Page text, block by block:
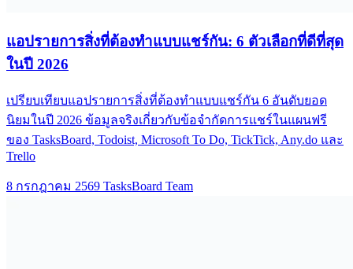
แอปรายการสิ่งที่ต้องทำแบบแชร์กัน: 6 ตัวเลือกที่ดีที่สุด
ในปี 2026
เปรียบเทียบแอปรายการสิ่งที่ต้องทำแบบแชร์กัน 6 อันดับยอด
นิยมในปี 2026 ข้อมูลจริงเกี่ยวกับข้อจำกัดการแชร์ในแผนฟรี
ของ TasksBoard, Todoist, Microsoft To Do, TickTick, Any.do และ
Trello
8 กรกฎาคม 2569 TasksBoard Team